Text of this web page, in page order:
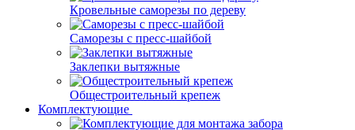
Кровельные саморезы по дереву
Саморезы с пресс-шайбой
Заклепки вытяжные
Общестроительный крепеж
Комплектующие